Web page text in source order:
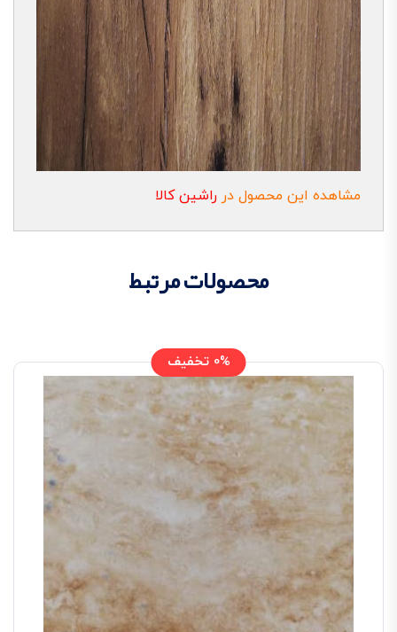
مشاهده این محصول در راشین کالا
محصولات مرتبط
0% تخفیف